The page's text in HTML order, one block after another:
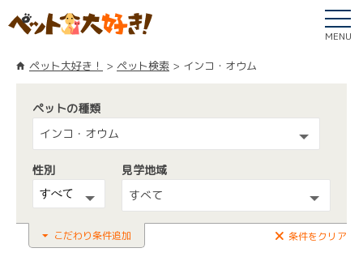
MENU
ペット大好き！ ペット検索 インコ・オウム
ペットの種類
インコ・オウム
性別
見学地域
すべて
こだわり条件追加 条件をクリア